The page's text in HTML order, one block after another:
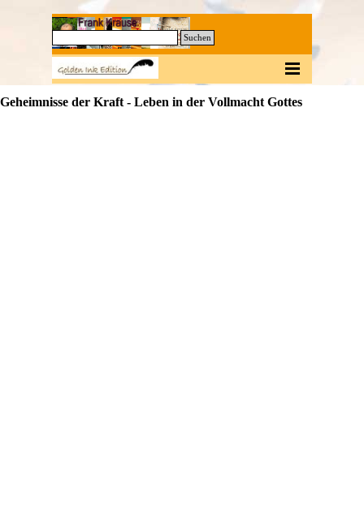
Direkt zum Seiteninhalt
Suchen
Geheimnisse der Kraft - Leben in der Vollmacht Gottes